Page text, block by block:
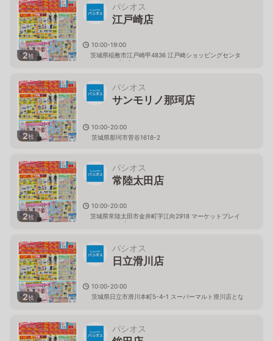
2枚
パシオス
江戸崎店
10:00-19:00
茨城県稲敷市江戸崎甲4836 江戸崎ショッピングセンタ
ー（パンプ）内
2枚
パシオス
サンモリノ那珂店
10:00-20:00
茨城県那珂市菅谷1618-2
2枚
パシオス
常陸太田店
10:00-20:00
茨城県常陸太田市金井町字江向2918 マーケットプレイ
ス フェスタ内
2枚
パシオス
日立滑川店
10:00-20:00
茨城県日立市滑川本町5-4-1 スーパーマルト滑川店とな
パシオス